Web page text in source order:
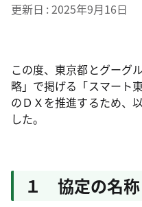
更新日 2025年9月16日
この度、東京都とグーグ
略」で掲げる「スマート
のＤＸを推進するため、
した。
１ 協定の名称